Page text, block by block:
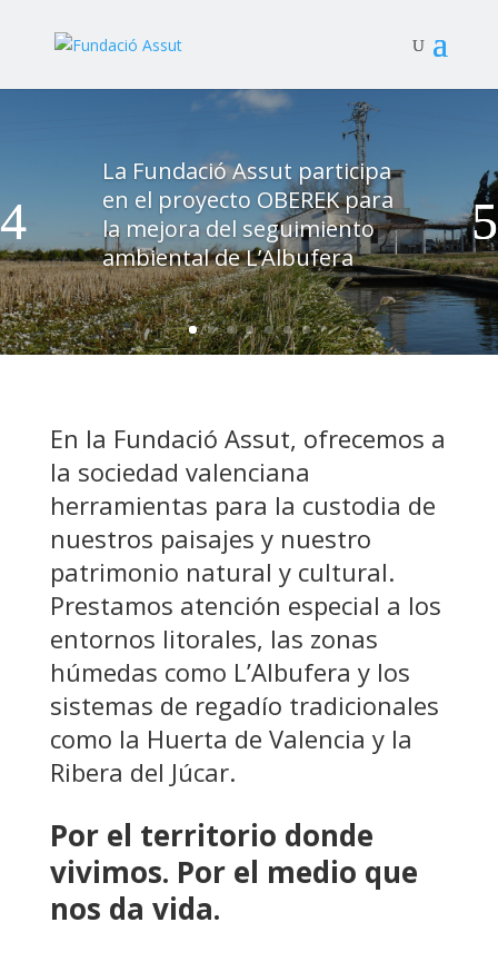
La Fundació Assut participa
en el proyecto OBEREK para
la mejora del seguimiento
ambiental de L’Albufera
En la Fundació Assut, ofrecemos a
la sociedad valenciana
herramientas para la custodia de
nuestros paisajes y nuestro
patrimonio natural y cultural.
Prestamos atención especial a los
entornos litorales, las zonas
húmedas como L’Albufera y los
sistemas de regadío tradicionales
como la Huerta de Valencia y la
Ribera del Júcar.
Por el territorio donde
vivimos. Por el medio que
nos da vida.